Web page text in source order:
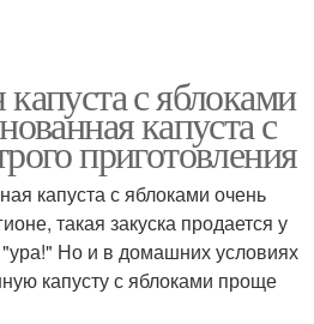
с яблоками
капуста с
приготовления
капуста с яблоками очень
такая закуска продается у
Но и в домашних условиях
капусту с яблоками проще